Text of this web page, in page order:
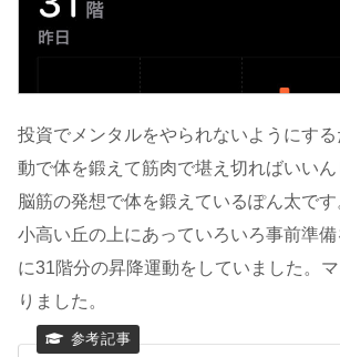
投資でメンタルをやられないようにす
動で体を鍛えて筋肉で堪え切ればいいん
脳筋の発想で体を鍛えているぽん太で
小高い丘の上にあっていろいろ事前準備
に31階分の昇降運動をしていました。
りました。